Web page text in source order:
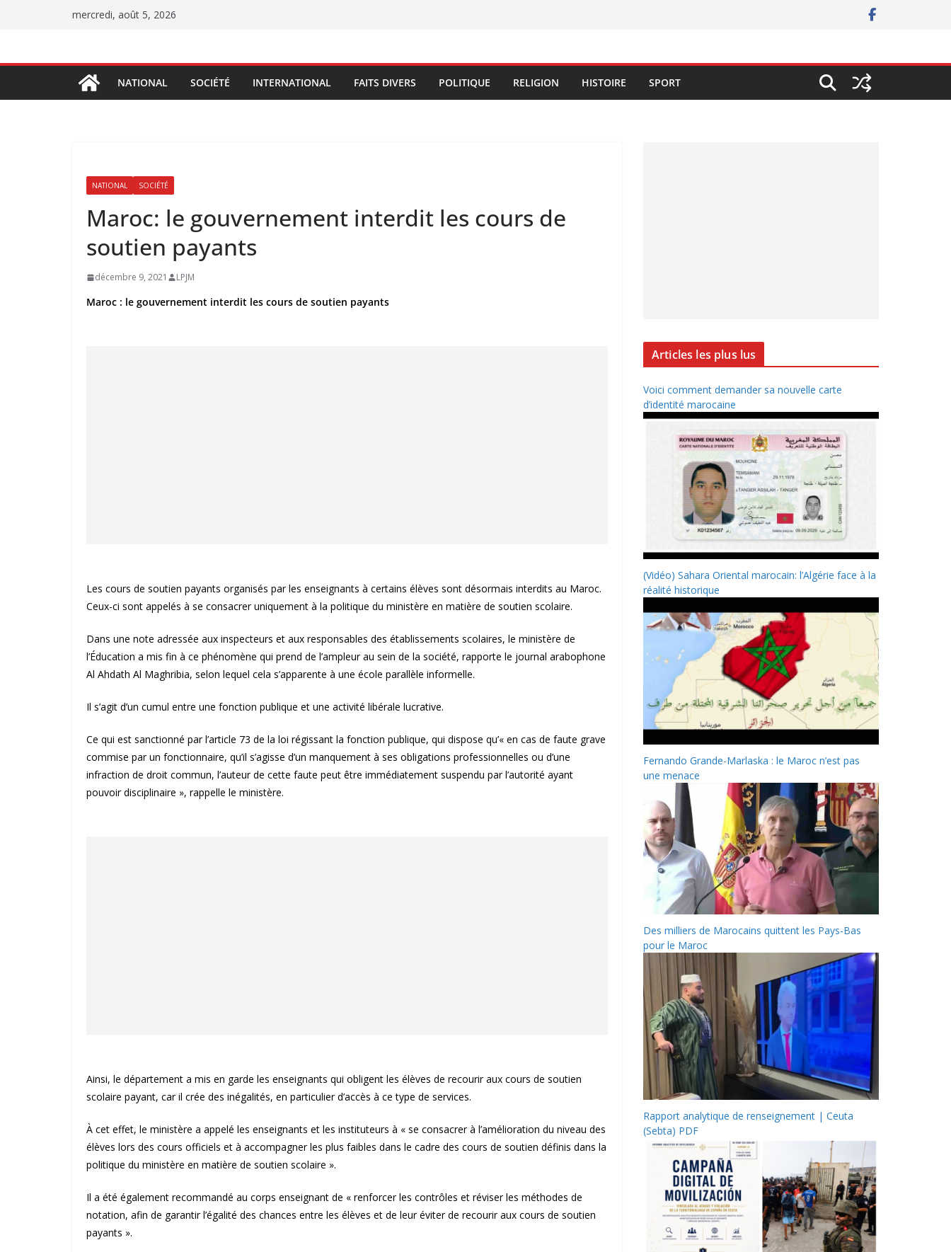
mercredi, août 5, 2026
NATIONAL SOCIÉTÉ INTERNATIONAL FAITS DIVERS POLITIQUE RELIGION HISTOIRE SPORT
NATIONAL SOCIÉTÉ
Maroc: le gouvernement interdit les cours de
soutien payants
décembre 9, 2021 LPJM
Maroc : le gouvernement interdit les cours de soutien payants
Les cours de soutien payants organisés par les enseignants à certains élèves sont désormais interdits au Maroc.
Ceux-ci sont appelés à se consacrer uniquement à la politique du ministère en matière de soutien scolaire.
Dans une note adressée aux inspecteurs et aux responsables des établissements scolaires, le ministère de
l’Éducation a mis fin à ce phénomène qui prend de l’ampleur au sein de la société, rapporte le journal arabophone
Al Ahdath Al Maghribia, selon lequel cela s’apparente à une école parallèle informelle.
Il s’agit d’un cumul entre une fonction publique et une activité libérale lucrative.
Ce qui est sanctionné par l’article 73 de la loi régissant la fonction publique, qui dispose qu’« en cas de faute grave
commise par un fonctionnaire, qu’il s’agisse d’un manquement à ses obligations professionnelles ou d’une
infraction de droit commun, l’auteur de cette faute peut être immédiatement suspendu par l’autorité ayant
pouvoir disciplinaire », rappelle le ministère.
Ainsi, le département a mis en garde les enseignants qui obligent les élèves de recourir aux cours de soutien
scolaire payant, car il crée des inégalités, en particulier d’accès à ce type de services.
À cet effet, le ministère a appelé les enseignants et les instituteurs à « se consacrer à l’amélioration du niveau des
élèves lors des cours officiels et à accompagner les plus faibles dans le cadre des cours de soutien définis dans la
politique du ministère en matière de soutien scolaire ».
Il a été également recommandé au corps enseignant de « renforcer les contrôles et réviser les méthodes de
notation, afin de garantir l’égalité des chances entre les élèves et de leur éviter de recourir aux cours de soutien
payants ».
Articles les plus lus
Voici comment demander sa nouvelle carte
d’identité marocaine
(Vidéo) Sahara Oriental marocain: l’Algérie face à la
réalité historique
Fernando Grande-Marlaska : le Maroc n’est pas
une menace
Des milliers de Marocains quittent les Pays-Bas
pour le Maroc
Rapport analytique de renseignement | Ceuta
(Sebta) PDF